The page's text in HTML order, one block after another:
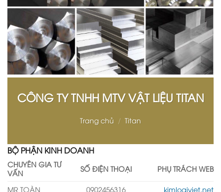
CÔNG TY TNHH MTV VẬT LIỆU TITAN
Trang chủ / Titan
BỘ PHẬN KINH DOANH
CHUYÊN GIA TƯ
VẤN
SỐ ĐIỆN THOẠI PHỤ TRÁCH WEB
MR TOÀN 0902456316
kimloaiviet.net